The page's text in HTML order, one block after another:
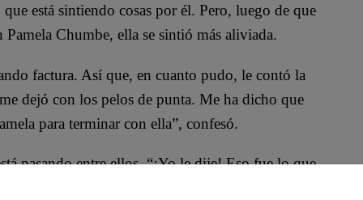
está sintiendo cosas por él. Pero, luego de que
Chumbe, ella se sintió más aliviada.
factura. Así que, en cuanto pudo, le contó la
dejó con los pelos de punta. Me ha dicho que
para terminar con ella”, confesó.
pasando entre ellos. “¡Yo le dije! Eso fue lo que
garganta, estoy toda angustiada. ¿Te imaginas